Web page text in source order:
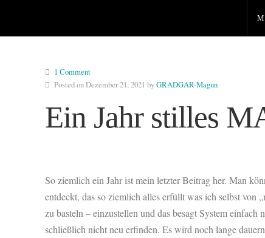
1 Comment
Posted on Dezember 21, 2021 byGRADGAR-Magun
Ein Jahr stilles
So ziemlich ein Jahr ist mein letzter Beitrag her. Man
entdeckt, das so ziemlich alles erfüllt was ich selbst von
zu basteln – einzustellen und das besagt System
schließlich nicht neu erfinden. Es wird noch lange